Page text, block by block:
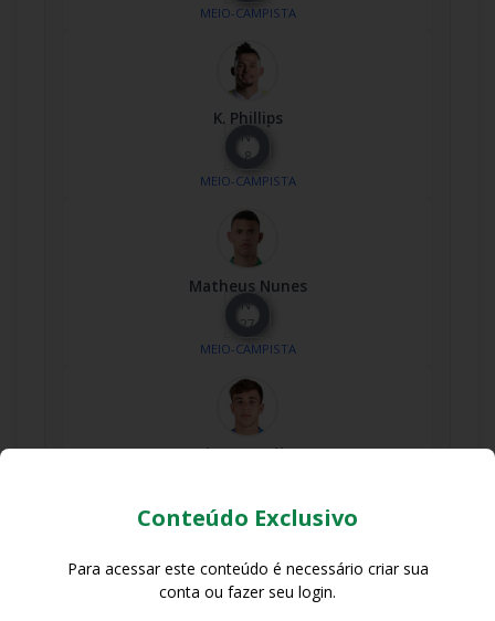
MEIO-CAMPISTA
K. Phillips
Nº
8
MEIO-CAMPISTA
Matheus Nunes
Nº
27
MEIO-CAMPISTA
Nico González
MEIO-CAMPISTA
Conteúdo Exclusivo
Para acessar este conteúdo é necessário criar sua
conta ou fazer seu login.